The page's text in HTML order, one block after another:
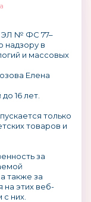
ЭЛ № ФС 77–
надзору в
и массовых
Елена
16 лет.
только
товаров и
за
также за
на этих веб-
них.